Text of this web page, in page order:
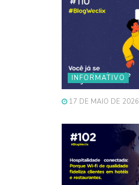
INFORMATIVO
17 DE MAIO DE 2026